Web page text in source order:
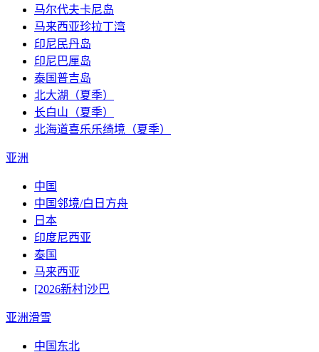
马尔代夫卡尼岛
马来西亚珍拉丁湾
印尼民丹岛
印尼巴厘岛
泰国普吉岛
北大湖（夏季）
长白山（夏季）
北海道喜乐乐绮境（夏季）
亚洲
中国
中国邻境/白日方舟
日本
印度尼西亚
泰国
马来西亚
[2026新村]沙巴
亚洲滑雪
中国东北